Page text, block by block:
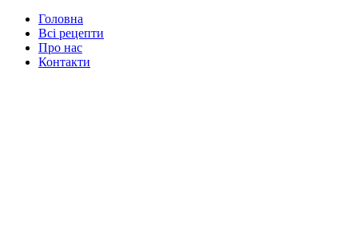
Головна
Всі рецепти
Про нас
Контакти